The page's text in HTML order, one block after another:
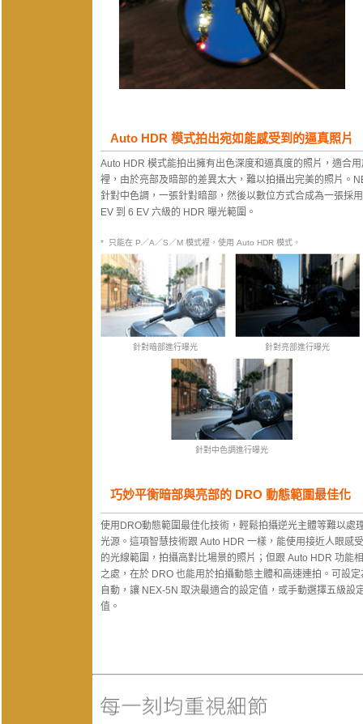
Auto HDR 模式拍出宛如能感受到的逼真照片
Auto HDR 模式能拍出擁有出色深度和逼真度的照片，適合
裡，由於亮部及暗部的差異太大，難以拍攝出完美的照片
針對中色調，一張針對暗部，然後以數位方式合成為一張採
EV 到 6 EV 六級的 HDR 曝光範圍。
* 只能在 P／A／S／M 模式裡，使用 Auto HDR 模式。
針對暗部進行曝光 針對亮部進行曝光
針對中色調進行曝光
巧妙平衡暗部與亮部的 DRO 動態範圍最佳化
使用DRO動態範圍最佳化技術，輕鬆拍攝逆光主體等難以處
光源。這項智慧技術跟 Auto HDR 一樣，能使用接近人眼感
的光線範圍，拍攝高對比場景的照片；但跟 Auto HDR 功能
之處，在於 DRO 也能用於拍攝動態主體和高速連拍。可設定
自動，讓 NEX-5N 取決最適合的設定值，或手動選擇五級設
值。